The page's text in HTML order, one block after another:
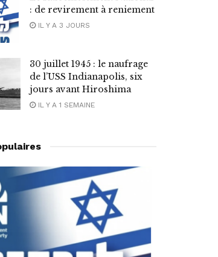
: de revirement à reniement
IL Y A 3 JOURS
30 juillet 1945 : le naufrage
de l’USS Indianapolis, six
jours avant Hiroshima
IL Y A 1 SEMAINE